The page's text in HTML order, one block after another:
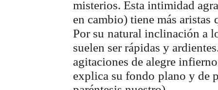
misterios. Esta intimidad
en cambio) tiene más aristas
Por su natural inclinación a
suelen ser rápidas y
agitaciones de alegre infierno
explica su fondo plano y de